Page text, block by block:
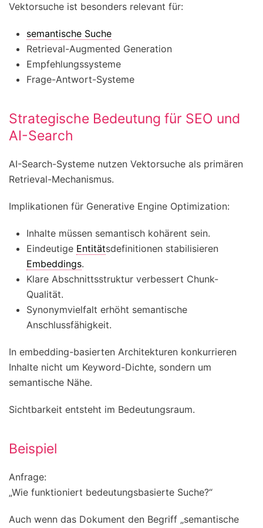
Vektorsuche ist besonders relevant für:
semantische Suche
Retrieval-Augmented Generation
Empfehlungssysteme
Frage-Antwort-Systeme
Strategische Bedeutung für SEO und
AI-Search
AI-Search-Systeme nutzen Vektorsuche als primären
Retrieval-Mechanismus.
Implikationen für Generative Engine Optimization:
Inhalte müssen semantisch kohärent sein.
Eindeutige Entitätsdefinitionen stabilisieren
Embeddings.
Klare Abschnittsstruktur verbessert Chunk-
Qualität.
Synonymvielfalt erhöht semantische
Anschlussfähigkeit.
In embedding-basierten Architekturen konkurrieren
Inhalte nicht um Keyword-Dichte, sondern um
semantische Nähe.
Sichtbarkeit entsteht im Bedeutungsraum.
Beispiel
Anfrage:
„Wie funktioniert bedeutungsbasierte Suche?“
Auch wenn das Dokument den Begriff „semantische